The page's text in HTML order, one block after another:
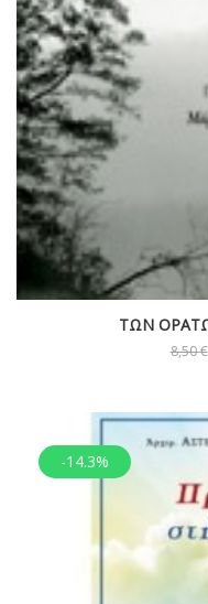
ΤΩΝ
8,50€
-14.3%